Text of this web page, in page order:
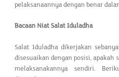
pelaksanaannya dengan benar
Bacaan Niat Salat Iduladha
Salat Iduladha dikerjakan
disesuaikan dengan posisi, apakah
melaksanakannya sendiri.